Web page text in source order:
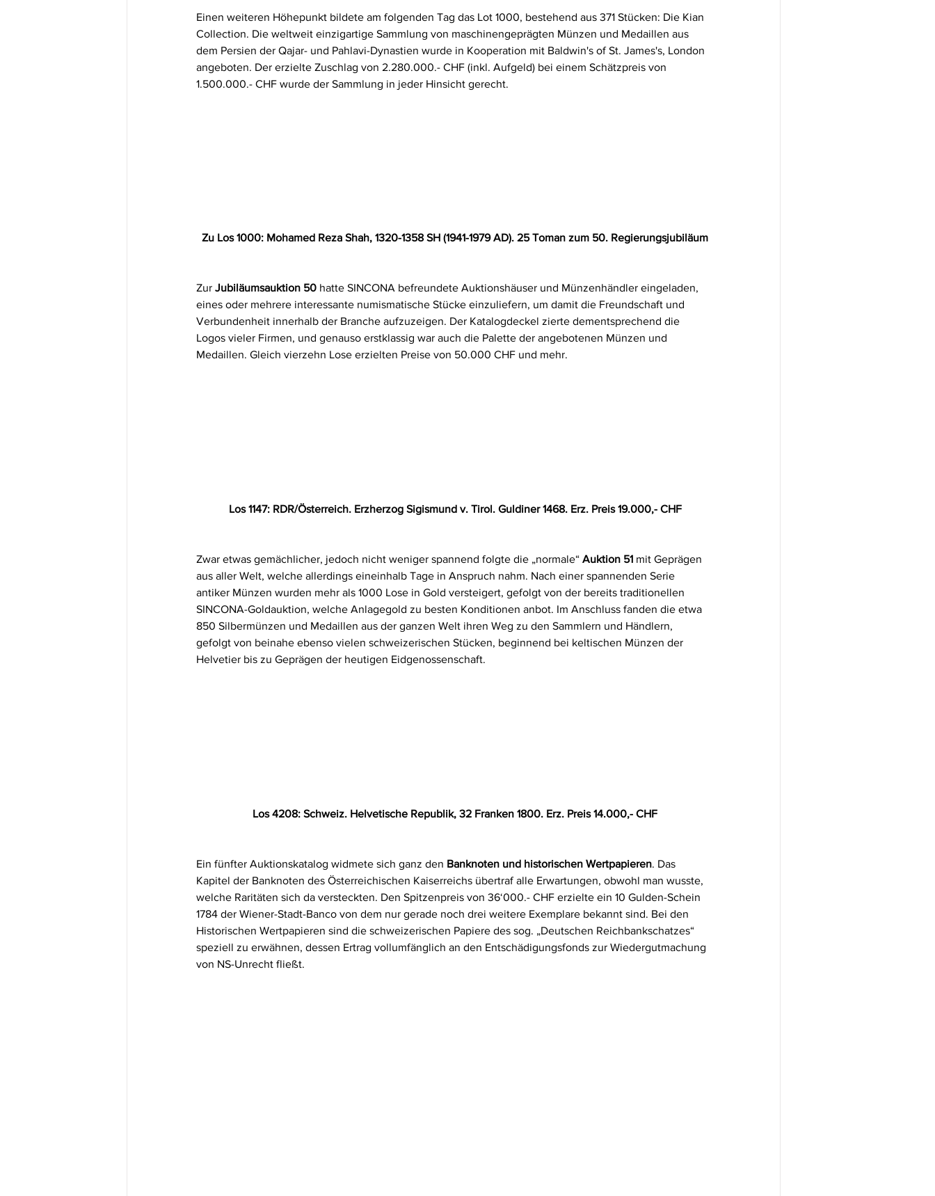
Einen weiteren Höhepunkt bildete am folgenden Tag das Lot 1000, bestehend aus 371 Stücken: Die Kian
Collection. Die weltweit einzigartige Sammlung von maschinengeprägten Münzen und Medaillen aus
dem Persien der Qajar- und Pahlavi-Dynastien wurde in Kooperation mit Baldwin's of St. James's, London
angeboten. Der erzielte Zuschlag von 2.280.000.- CHF (inkl. Aufgeld) bei einem Schätzpreis von
1.500.000.- CHF wurde der Sammlung in jeder Hinsicht gerecht.
Zu Los 1000: Mohamed Reza Shah, 1320-1358 SH (1941-1979 AD). 25 Toman zum 50. Regierungsjubiläum
Zur Jubiläumsauktion 50 hatte SINCONA befreundete Auktionshäuser und Münzenhändler eingeladen,
eines oder mehrere interessante numismatische Stücke einzuliefern, um damit die Freundschaft und
Verbundenheit innerhalb der Branche aufzuzeigen. Der Katalogdeckel zierte dementsprechend die
Logos vieler Firmen, und genauso erstklassig war auch die Palette der angebotenen Münzen und
Medaillen. Gleich vierzehn Lose erzielten Preise von 50.000 CHF und mehr.
Los 1147: RDR/Österreich. Erzherzog Sigismund v. Tirol. Guldiner 1468. Erz. Preis 19.000,- CHF
Zwar etwas gemächlicher, jedoch nicht weniger spannend folgte die „normale“ Auktion 51 mit Geprägen
aus aller Welt, welche allerdings eineinhalb Tage in Anspruch nahm. Nach einer spannenden Serie
antiker Münzen wurden mehr als 1000 Lose in Gold versteigert, gefolgt von der bereits traditionellen
SINCONA-Goldauktion, welche Anlagegold zu besten Konditionen anbot. Im Anschluss fanden die etwa
850 Silbermünzen und Medaillen aus der ganzen Welt ihren Weg zu den Sammlern und Händlern,
gefolgt von beinahe ebenso vielen schweizerischen Stücken, beginnend bei keltischen Münzen der
Helvetier bis zu Geprägen der heutigen Eidgenossenschaft.
Los 4208: Schweiz. Helvetische Republik, 32 Franken 1800. Erz. Preis 14.000,- CHF
Ein fünfter Auktionskatalog widmete sich ganz den Banknoten und historischen Wertpapieren. Das
Kapitel der Banknoten des Österreichischen Kaiserreichs übertraf alle Erwartungen, obwohl man wusste,
welche Raritäten sich da versteckten. Den Spitzenpreis von 36‘000.- CHF erzielte ein 10 Gulden-Schein
1784 der Wiener-Stadt-Banco von dem nur gerade noch drei weitere Exemplare bekannt sind. Bei den
Historischen Wertpapieren sind die schweizerischen Papiere des sog. „Deutschen Reichbankschatzes“
speziell zu erwähnen, dessen Ertrag vollumfänglich an den Entschädigungsfonds zur Wiedergutmachung
von NS-Unrecht fließt.